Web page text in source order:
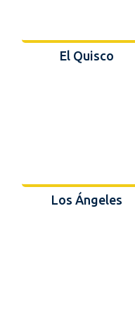
El Quisco
Los Ángeles